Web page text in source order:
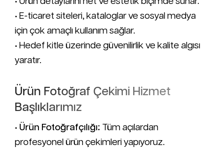
• E-ticaret siteleri, kataloglar ve sosyal medya
için çok amaçlı kullanım sağlar.
• Hedef kitle üzerinde güvenilirlik ve kalite algısı
yaratır.
Ürün Fotoğraf Çekimi Hizmet
Başlıklarımız
• Ürün Fotoğrafçılığı: Tüm açılardan
profesyonel ürün çekimleri yapıyoruz.